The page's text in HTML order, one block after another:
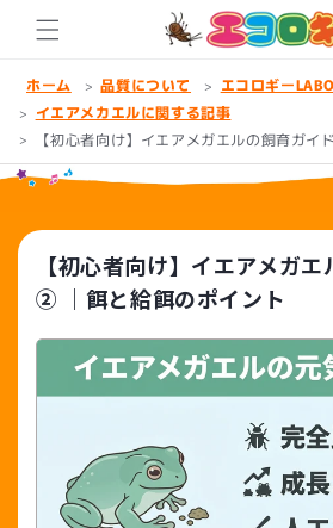
ンツに
進む
ホーム 品質について
エコロギーLABO
イエアメカエルに関する記事
【初心者向け】イエアメガエルの飼育ガ
【初心者向け】イエアメガ
② ｜餌と給餌のポイント